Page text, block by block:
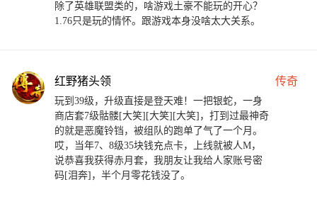
除了英雄联盟类的，啥游戏土豪不能玩的开心？
1.76只是玩的情怀。跟游戏本身没啥太大关系。
红野猪头领 传奇
玩到39级，升级直接是登天难！一把银蛇，一身
商店套7级骷髅[大笑][大笑][大笑]，打到过最神奇
的就是恶魔铃铛，被组队的跑单了气了一个月。
哎，当年7、8级35块钱充点卡，上线就被人M，
说恭喜我获得赤月套，我朋友让我给人家账号密
码[泪奔]，半个月零花钱没了。